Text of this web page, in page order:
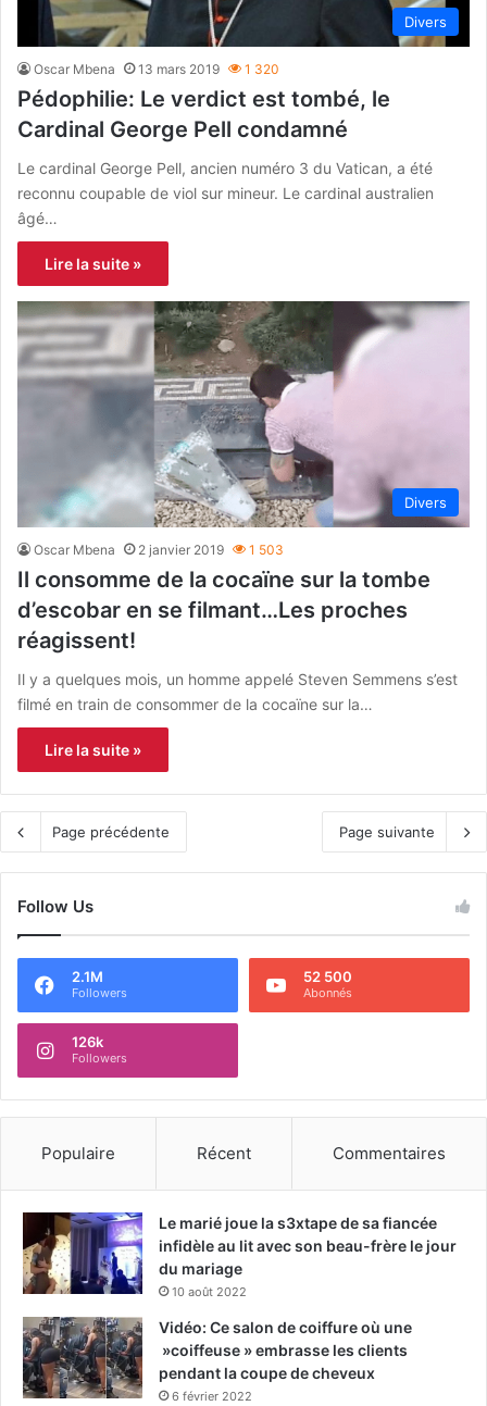
Divers
Oscar Mbena 13 mars 2019 1 320
Pédophilie: Le verdict est tombé, le
Cardinal George Pell condamné
Le cardinal George Pell, ancien numéro 3 du Vatican, a été
reconnu coupable de viol sur mineur. Le cardinal australien
âgé…
Lire la suite »
Divers
Oscar Mbena 2 janvier 2019 1 503
Il consomme de la cocaïne sur la tombe
d’escobar en se filmant…Les proches
réagissent!
Il y a quelques mois, un homme appelé Steven Semmens s’est
filmé en train de consommer de la cocaïne sur la…
Lire la suite »
Page précédente Page suivante
Follow Us
2.1M
Followers
52 500
Abonnés
126k
Followers
Populaire Récent Commentaires
Le marié joue la s3xtape de sa fiancée
infidèle au lit avec son beau-frère le jour
du mariage
10 août 2022
Vidéo: Ce salon de coiffure où une
»coiffeuse » embrasse les clients
pendant la coupe de cheveux
6 février 2022